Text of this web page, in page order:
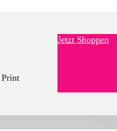
Jetzt Shoppen